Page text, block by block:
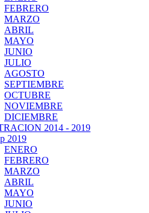
FEBRERO
MARZO
ABRIL
MAYO
JUNIO
JULIO
AGOSTO
SEPTIEMBRE
OCTUBRE
NOVIEMBRE
DICIEMBRE
2014 - 2019
2019
ENERO
FEBRERO
MARZO
ABRIL
MAYO
JUNIO